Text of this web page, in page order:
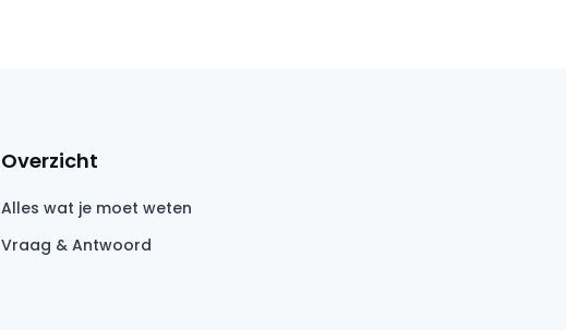
Overzicht
Alles wat je moet weten
Vraag & Antwoord